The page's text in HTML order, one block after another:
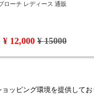
ローチ レディース 通販
¥ 12,000¥ 15000
ッピング環境を提供してお